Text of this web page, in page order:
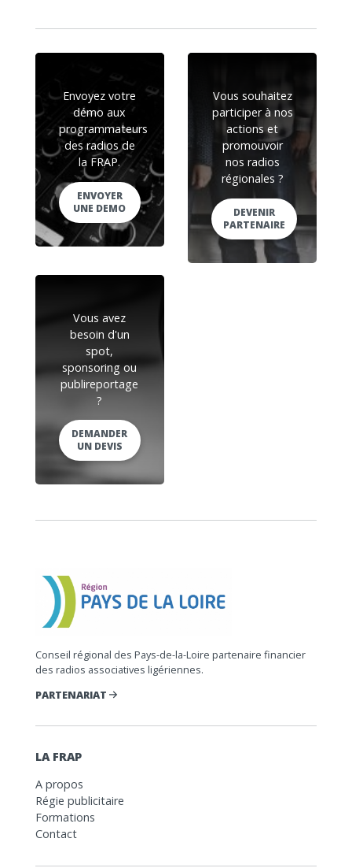
Envoyez votre
démo aux
programmateurs
des radios de
la FRAP.
ENVOYER
UNE DEMO
Vous souhaitez
participer à nos
actions et
promouvoir
nos radios
régionales ?
DEVENIR
PARTENAIRE
Vous avez
besoin d'un
spot,
sponsoring ou
publireportage
?
DEMANDER
UN DEVIS
Conseil régional des Pays-de-la-Loire partenaire financier
des radios associatives ligériennes.
PARTENARIAT
LA FRAP
A propos
Régie publicitaire
Formations
Contact